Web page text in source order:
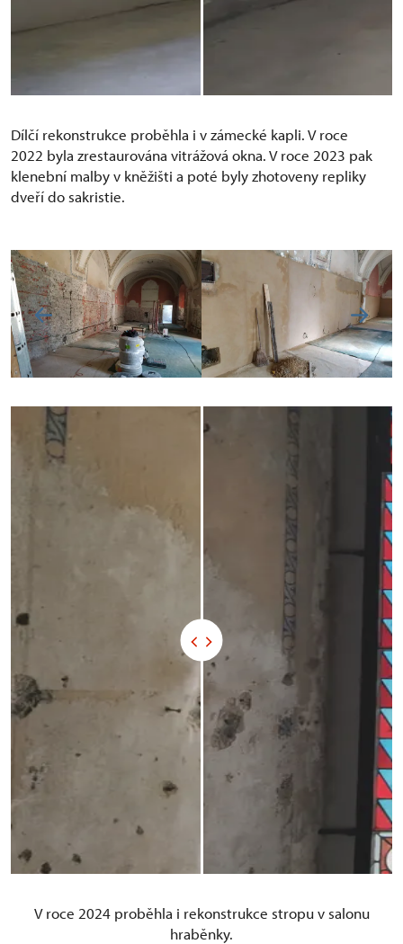
Dílčí rekonstrukce proběhla i v zámecké kapli. V roce
2022 byla zrestaurována vitrážová okna. V roce 2023 pak
klenební malby v kněžišti a poté byly zhotoveny repliky
dveří do sakristie.
V roce 2024 proběhla i rekonstrukce stropu v salonu
hraběnky.